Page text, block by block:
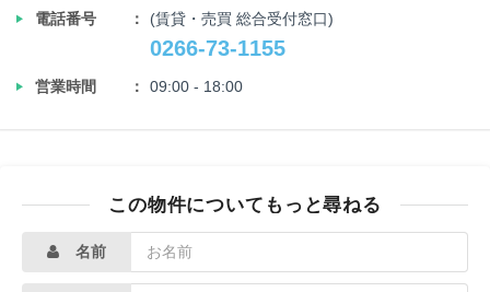
‣
電話番号 (賃貸・売買 総合受付窓口)
0266-73-1155
‣ 営業時間 09:00 - 18:00
この物件についてもっと尋ねる
名前